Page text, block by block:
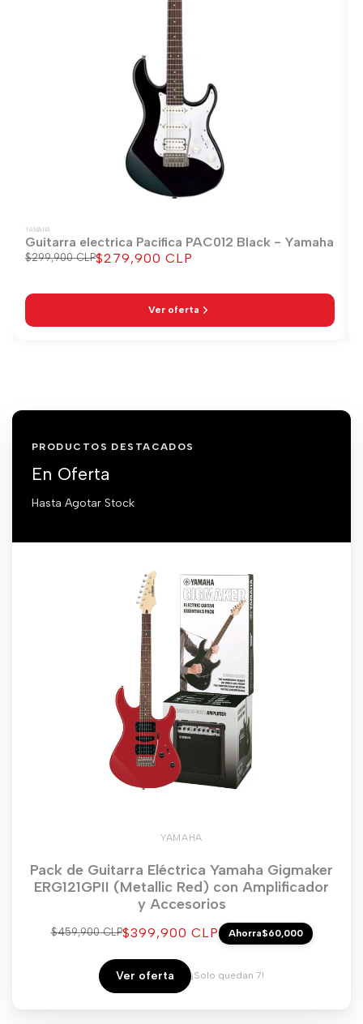
YAMAHA
Guitarra electrica Pacifica PAC012 Black - Yamaha
Precio
$299,900 CLPPrecio
$279,900 CLP
Ver oferta
PRODUCTOS DESTACADOS
En Oferta
Hasta Agotar Stock
YAMAHA
Pack de Guitarra Eléctrica Yamaha Gigmaker
ERG121GPII (Metallic Red) con Amplificador
y Accesorios
Precio
$459,900 CLPPrecio
venta
$399,900 CLP Ahorra$60,000
Ver oferta ¡Solo quedan 7!